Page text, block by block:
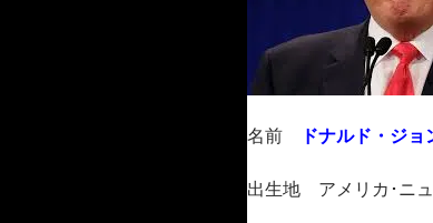
名前 ドナルド・ジ
出生地 アメリカ･ニ